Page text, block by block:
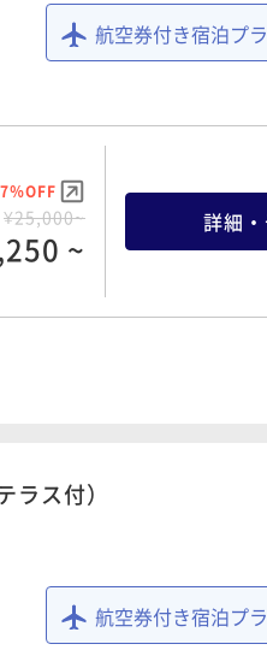
¥26,600~
~
詳細
％OFF
¥28,200~
~
詳細
¥30,700~
~
詳細
航空券付き宿泊プ
％OFF
¥25,000~
~
詳細
¥29,000~
~
詳細
ス付）
航空券付き宿泊プ